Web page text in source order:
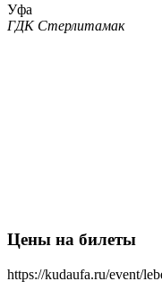
Уфа
ГДК Стерлитамак
Цены на билеты
https://kudaufa.ru/event/